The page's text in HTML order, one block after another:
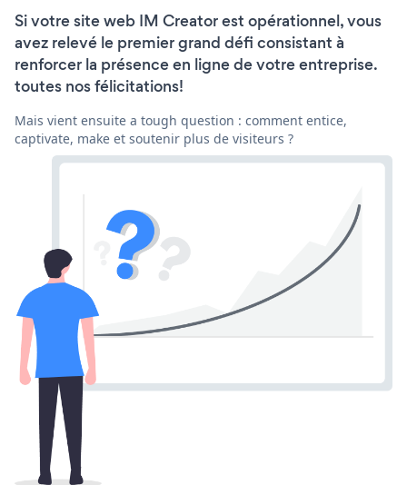
Si votre site web IM Creator est opérationnel, vous
avez relevé le premier grand défi consistant à
renforcer la présence en ligne de votre entreprise.
toutes nos félicitations!
Mais vient ensuite a tough question : comment entice,
captivate, make et soutenir plus de visiteurs ?